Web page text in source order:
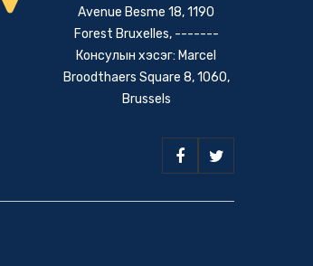
Avenue Besme 18, 1190
Forest Bruxelles, -------
Консулын хэсэг: Marcel
Broodthaers Square 8, 1060,
Brussels